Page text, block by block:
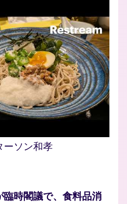
ーソン和孝
臨時閣議で、食料品消